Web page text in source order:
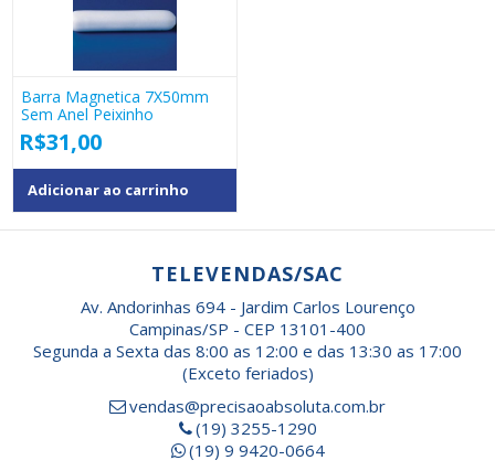
Barra Magnetica 7X50mm
Sem Anel Peixinho
R$31,00
Adicionar ao carrinho
TELEVENDAS/SAC
Av. Andorinhas 694 - Jardim Carlos Lourenço
Campinas/SP - CEP 13101-400
Segunda a Sexta das 8:00 as 12:00 e das 13:30 as 17:00
(Exceto feriados)
vendas@precisaoabsoluta.com.br
(19) 3255-1290
(19) 9 9420-0664